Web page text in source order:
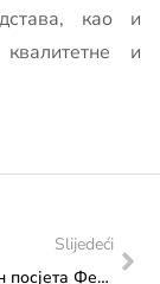
као и
и
Slijedeći
Акциони план посјета Федералног министарства културе и спорта: Посјета Матици хрватској Мостар